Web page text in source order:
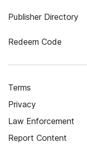
Publisher Directory
Redeem Code
Terms
Privacy
Law Enforcement
Report Content